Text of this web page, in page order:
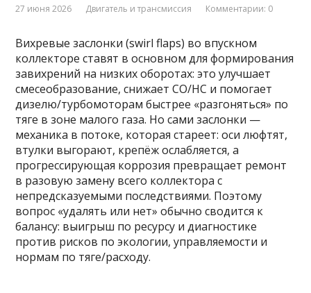
27 июня 2026 Двигатель и трансмиссия Комментарии: 0
Вихревые заслонки (swirl flaps) во впускном
коллекторе ставят в основном для формирования
завихрений на низких оборотах: это улучшает
смесеобразование, снижает CO/HC и помогает
дизелю/турбомоторам быстрее «разгоняться» по
тяге в зоне малого газа. Но сами заслонки —
механика в потоке, которая стареет: оси люфтят,
втулки выгорают, крепёж ослабляется, а
прогрессирующая коррозия превращает ремонт
в разовую замену всего коллектора с
непредсказуемыми последствиями. Поэтому
вопрос «удалять или нет» обычно сводится к
балансу: выигрыш по ресурсу и диагностике
против рисков по экологии, управляемости и
нормам по тяге/расходу.